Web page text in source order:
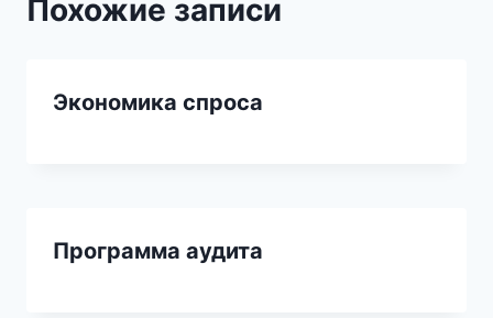
Похожие записи
Экономика спроса
Программа аудита